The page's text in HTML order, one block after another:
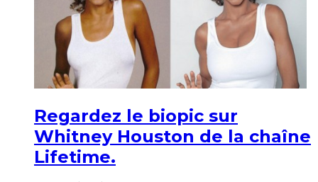
Regardez le biopic sur
Whitney Houston de la chaîne
Lifetime.